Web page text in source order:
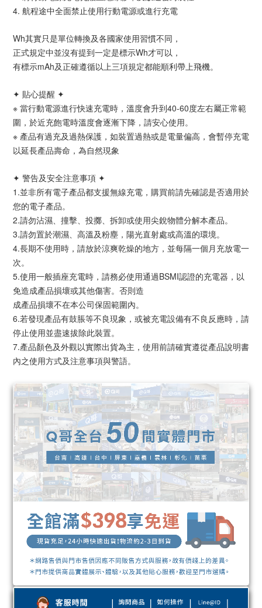
4. 航程途中全面禁止使用行動電源或進行充電
Wh其實只是單位轉換及各國家使用習慣不同，
正式規定中並沒有提到一定是標示Wh才可以，
有標示mAh及正確遵循以上三項規定都能順利帶上飛機。
✦ 貼心提醒 ✦
※ 當行動電源進行快速充電時，溫度會升到40-60度左右屬正常範
圍，於近充飽電時溫度會逐漸下降，請安心使用。
※ 產品有過充及過熱保護，如裝置過熱或是電量偏高，會暫停充電
以延長產品壽命，為自然現象
✦ 警告及安全注意事項 ✦
1.並非所有電子產品都支援無線充電，購買前請先確認是否適用於
您的電子產品。
2.請勿沾濕、撞擊、投擲、拆卸或使用尖銳物體分解本產品。
3.請勿置於潮濕、高溫及粉塵，陽光直射處或高溫的環境。
4.長期不使用時，請放於涼爽乾燥的地方，並每隔一個月充放電一
次。
5.使用一般插座充電時，請務必使用通過BSMI認證的充電器，以
免造成產品損壞或其他傷害。否則造
成產品損壞不在本公司保固範圍內。
6.若發現產品有鼓脹等不良現象，或被充電設備有不良反應時，請
停止使用並盡速拔除此裝置。
7.產品顏色及外觀以實際出貨為主，使用前請確實遵從產品說明書
內之使用方式及注意事項與警語。